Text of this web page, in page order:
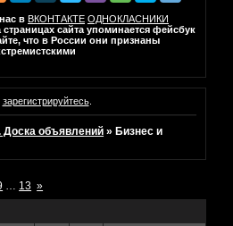
в ВКОНТАКТЕ ОДНОКЛАСНИКИ
сайта упоминается фейсбук
что в России они признаны
зарегистрируйтесь.
Доска объявлений » Бизнес и
13 »